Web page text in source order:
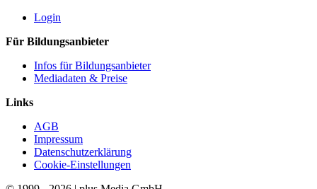
Login
Für Bildungsanbieter
Infos für Bildungsanbieter
Mediadaten & Preise
Links
AGB
Impressum
Datenschutzerklärung
Cookie-Einstellungen